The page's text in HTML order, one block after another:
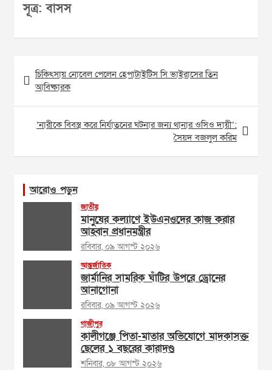
সূত্র: বাসস
Post
navigation
চিকিৎসায় নোবেল পেলেন হেপাটাইটিস সি ভাইরাসের তিন
আবিষ্কারক
‘নারীকে বিবস্ত্র করে নির্যাতনের ঘটনার জন্য থানার ওসিও দায়ী’:
সৈয়দ বজলুল করিম
আরোও পড়ুন
জাতীয়
মানুষের কল্যাণে ইউএনওদের কাজ করার
আহ্বান প্রধানমন্ত্রীর
রবিবার, ০৯ আগস্ট ২০২৬
আন্তর্জাতিক
জার্মানির সামরিক ঘাঁটির উপরে ড্রোনের
আনাগোনা
রবিবার, ০৯ আগস্ট ২০২৬
গাজীপুর
কালীগঞ্জে পিতা-মাতার অভিযোগে মাদকাসক্ত
ছেলের ১ বছরের কারাদণ্ড
শনিবার, ০৮ আগস্ট ২০২৬